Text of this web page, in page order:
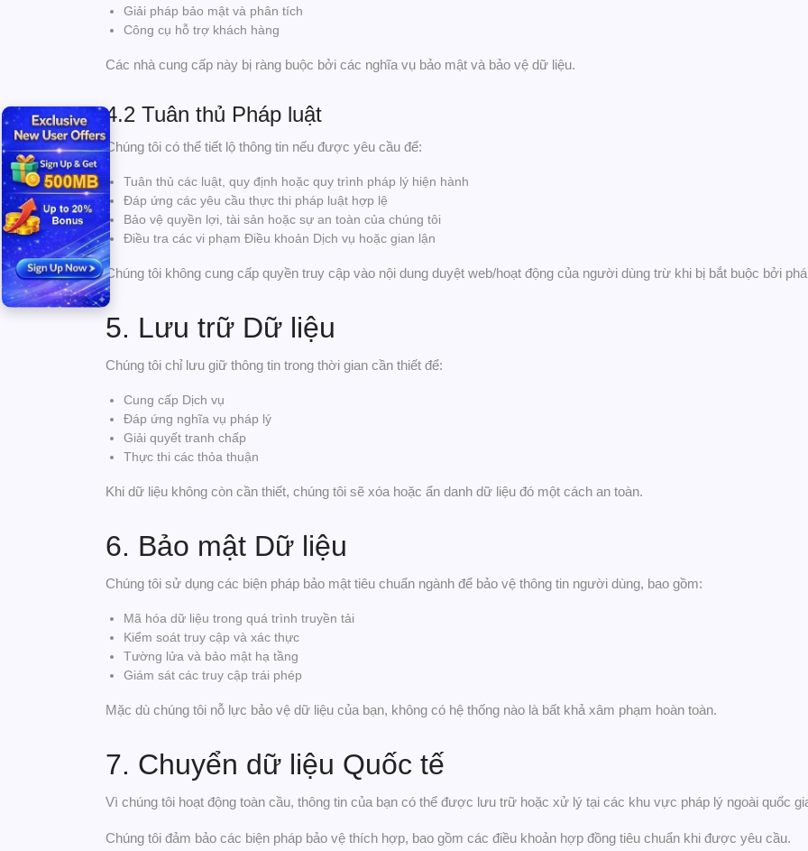
Giải pháp bảo mật và phân tích
Công cụ hỗ trợ khách hàng
Các nhà cung cấp này bị ràng buộc bởi các nghĩa vụ bảo mật và bảo vệ dữ liệu.
4.2 Tuân thủ Pháp luật
Chúng tôi có thể tiết lộ thông tin nếu được yêu cầu để:
Tuân thủ các luật, quy định hoặc quy trình pháp lý hiện hành
Đáp ứng các yêu cầu thực thi pháp luật hợp lệ
Bảo vệ quyền lợi, tài sản hoặc sự an toàn của chúng tôi
Điều tra các vi phạm Điều khoản Dịch vụ hoặc gian lận
Chúng tôi không cung cấp quyền truy cập vào nội dung duyệt web/hoạt động của người dùng trừ khi bị bắt buộc bởi
5. Lưu trữ Dữ liệu
Chúng tôi chỉ lưu giữ thông tin trong thời gian cần thiết để:
Cung cấp Dịch vụ
Đáp ứng nghĩa vụ pháp lý
Giải quyết tranh chấp
Thực thi các thỏa thuận
Khi dữ liệu không còn cần thiết, chúng tôi sẽ xóa hoặc ẩn danh dữ liệu đó một cách an toàn.
6. Bảo mật Dữ liệu
Chúng tôi sử dụng các biện pháp bảo mật tiêu chuẩn ngành để bảo vệ thông tin người dùng, bao gồm:
Mã hóa dữ liệu trong quá trình truyền tải
Kiểm soát truy cập và xác thực
Tường lửa và bảo mật hạ tầng
Giám sát các truy cập trái phép
Mặc dù chúng tôi nỗ lực bảo vệ dữ liệu của bạn, không có hệ thống nào là bất khả xâm phạm hoàn toàn.
7. Chuyển dữ liệu Quốc tế
Vì chúng tôi hoạt động toàn cầu, thông tin của bạn có thể được lưu trữ hoặc xử lý tại các khu vực pháp lý ngoài quốc
Chúng tôi đảm bảo các biện pháp bảo vệ thích hợp, bao gồm các điều khoản hợp đồng tiêu chuẩn khi được yêu cầu.